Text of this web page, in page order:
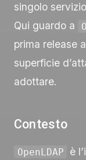
singolo
Qui guardo a
prima release
superficie
adottare.
Contesto
OpenLDAP
è